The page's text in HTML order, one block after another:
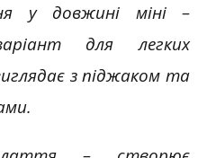
у довжині міні –
для легких
з піджаком та